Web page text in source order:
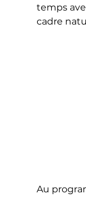
temps
cadre
Au